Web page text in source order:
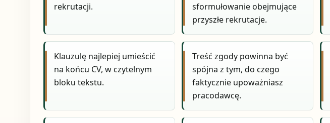
rekrutacji.
sformułowanie obejmujące
przyszłe rekrutacje.
Klauzulę najlepiej umieścić
na końcu CV, w czytelnym
bloku tekstu.
Treść zgody powinna być
spójna z tym, do czego
faktycznie upoważniasz
pracodawcę.